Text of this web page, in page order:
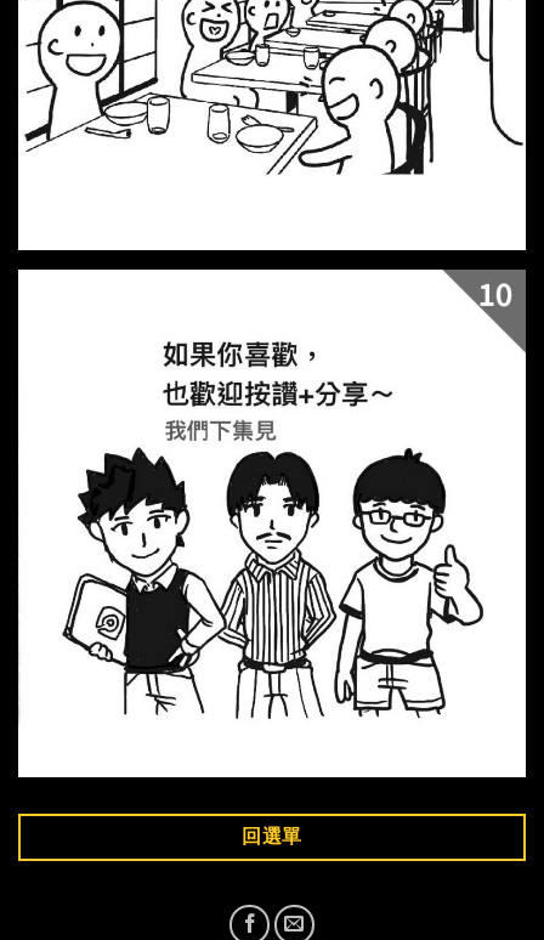
回選單